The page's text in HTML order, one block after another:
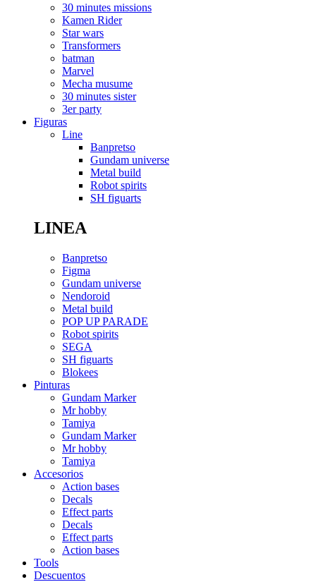
30 minutes missions
Kamen Rider
Star wars
Transformers
batman
Marvel
Mecha musume
30 minutes sister
3er party
Figuras
Line
Banpretso
Gundam universe
Metal build
Robot spirits
SH figuarts
LINEA
Banpretso
Figma
Gundam universe
Nendoroid
Metal build
POP UP PARADE
Robot spirits
SEGA
SH figuarts
Blokees
Pinturas
Gundam Marker
Mr hobby
Tamiya
Gundam Marker
Mr hobby
Tamiya
Accesorios
Action bases
Decals
Effect parts
Decals
Effect parts
Action bases
Tools
Descuentos